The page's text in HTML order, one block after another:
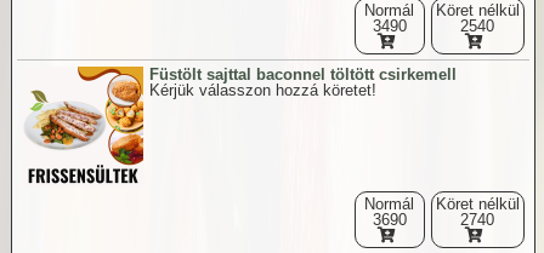
Normál
3490
Köret nélkül
2540
Füstölt sajttal baconnel töltött csirkemell
Kérjük válasszon hozzá köretet!
Normál
3690
Köret nélkül
2740